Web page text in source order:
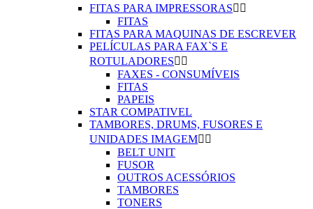
FITAS PARA IMPRESSORAS 
FITAS
FITAS PARA MAQUINAS DE ESCREVER
PELÍCULAS PARA FAX`S E
ROTULADORES 
FAXES - CONSUMÍVEIS
FITAS
PAPEIS
STAR COMPATIVEL
TAMBORES, DRUMS, FUSORES E
UNIDADES IMAGEM 
BELT UNIT
FUSOR
OUTROS ACESSÓRIOS
TAMBORES
TONERS